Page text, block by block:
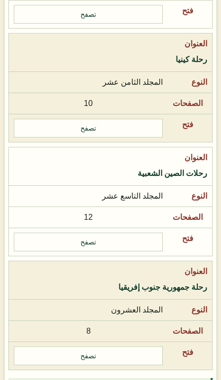
تصفح
رحلة كينيا
المجلد الثامن عشر
10
تصفح
رحلات الصين الشعبية
المجلد التاسع عشر
12
تصفح
رحلة جمهورية جنوب إفريقيا
المجلد العشرون
8
تصفح